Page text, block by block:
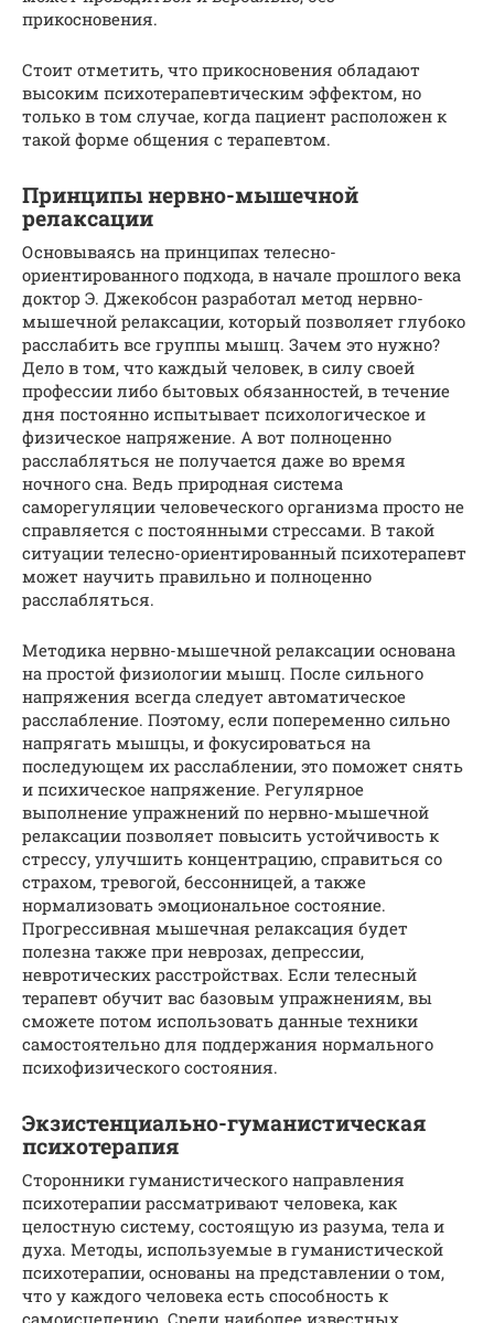
прикосновения.
Стоит отметить, что прикосновения обладают
высоким психотерапевтическим эффектом, но
только в том случае, когда пациент расположен к
такой форме общения с терапевтом.
Принципы нервно-мышечной
релаксации
Основываясь на принципах телесно-
ориентированного подхода, в начале прошлого века
доктор Э. Джекобсон разработал метод нервно-
мышечной релаксации, который позволяет глубоко
расслабить все группы мышц. Зачем это нужно?
Дело в том, что каждый человек, в силу своей
профессии либо бытовых обязанностей, в течение
дня постоянно испытывает психологическое и
физическое напряжение. А вот полноценно
расслабляться не получается даже во время
ночного сна. Ведь природная система
саморегуляции человеческого организма просто не
справляется с постоянными стрессами. В такой
ситуации телесно-ориентированный психотерапевт
может научить правильно и полноценно
расслабляться.
Методика нервно-мышечной релаксации основана
на простой физиологии мышц. После сильного
напряжения всегда следует автоматическое
расслабление. Поэтому, если попеременно сильно
напрягать мышцы, и фокусироваться на
последующем их расслаблении, это поможет снять
и психическое напряжение. Регулярное
выполнение упражнений по нервно-мышечной
релаксации позволяет повысить устойчивость к
стрессу, улучшить концентрацию, справиться со
страхом, тревогой, бессонницей, а также
нормализовать эмоциональное состояние.
Прогрессивная мышечная релаксация будет
полезна также при неврозах, депрессии,
невротических расстройствах. Если телесный
терапевт обучит вас базовым упражнениям, вы
сможете потом использовать данные техники
самостоятельно для поддержания нормального
психофизического состояния.
Экзистенциально-гуманистическая
психотерапия
Сторонники гуманистического направления
психотерапии рассматривают человека, как
целостную систему, состоящую из разума, тела и
духа. Методы, используемые в гуманистической
психотерапии, основаны на представлении о том,
что у каждого человека есть способность к
самоисцелению. Среди наиболее известных